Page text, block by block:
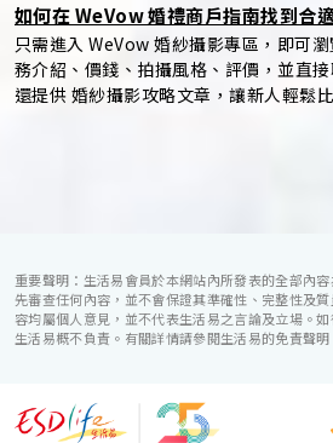
如何在 WeVow 婚禮商戶指南找到合
只需進入 WeVow 婚紗攝影專區，即可
務介紹、價錢、拍攝風格、評價，並直
還提供 婚紗攝影攻略文章，讓新人輕鬆
重要聲明：生活易會員於本網站內所發表的全部內
先審查任何內容，並不會保證其準確性、完整性及
容均屬個人意見，並不代表生活易之言論及立場。
生活易概不負責。有關詳情請參閱生活易的免責聲明